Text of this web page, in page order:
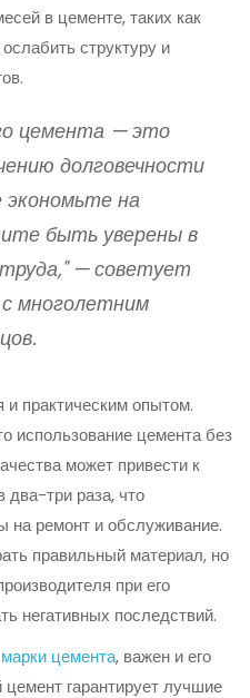
в цементе, таких как
структуру и
цемента — это
долговечности
на
быть уверены в
— советует
многолетним
практическим опытом.
использование цемента без
может привести к
три раза, что
на ремонт и обслуживание.
правильный материал, но
при его
негативных последствий.
марки цемента, важен и его
гарантирует лучшие